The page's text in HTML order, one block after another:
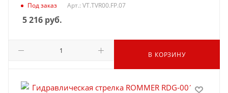
Под заказ Арт.: VT.TVR00.FP.07
5 216 руб.
В КОРЗИНУ